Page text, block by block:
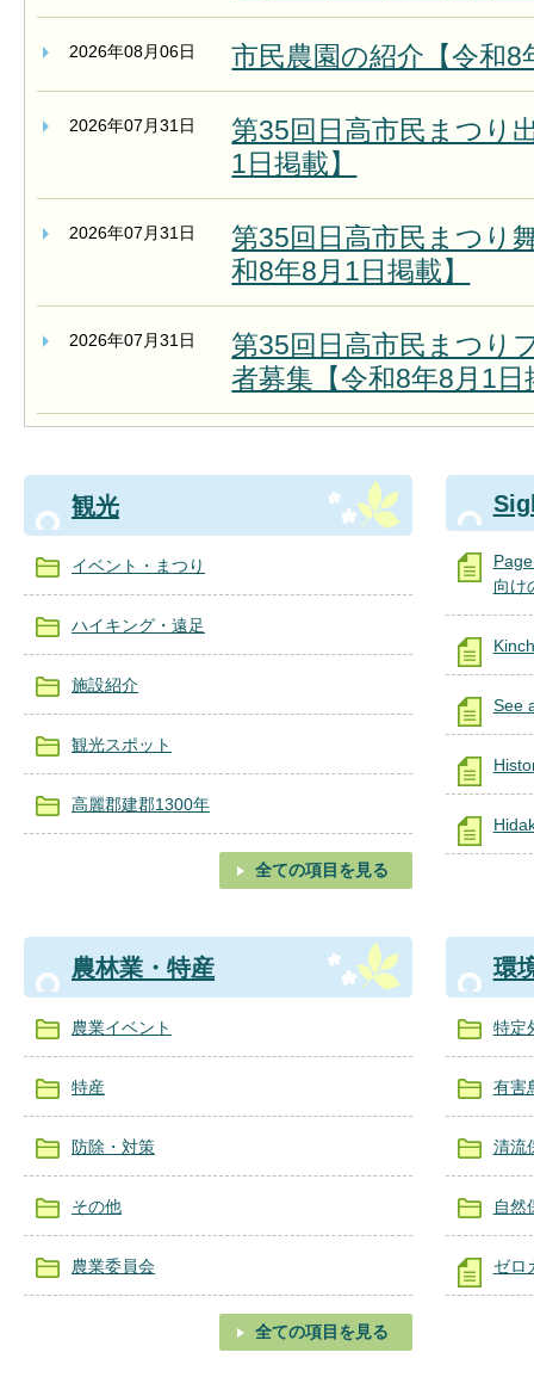
2026年08月06日 市民農園の紹介【令和8
2026年07月31日
第35回日高市民まつり
1日掲載】
2026年07月31日
第35回日高市民まつり
和8年8月1日掲載】
2026年07月31日
第35回日高市民まつり
者募集【令和8年8月1日
観光
イベント・まつり
ハイキング・遠足
施設紹介
観光スポット
高麗郡建郡1300年
全ての項目を見る
向け
See
農林業・特産
農業イベント
特産
防除・対策
その他
農業委員会
全ての項目を見る
環
特定
有害
清流
自然
ゼロ